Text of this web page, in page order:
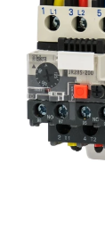
НОВИНИ
КОНТАКТИ
СИСТЕМИ